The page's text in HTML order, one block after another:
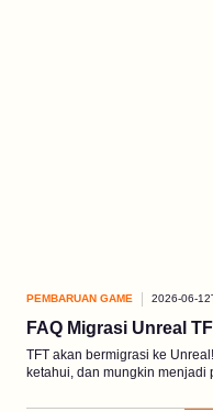
PEMBARUAN GAME 2026-06-
FAQ Migrasi Unreal
TFT akan bermigrasi ke
ketahui, dan mungkin menjadi